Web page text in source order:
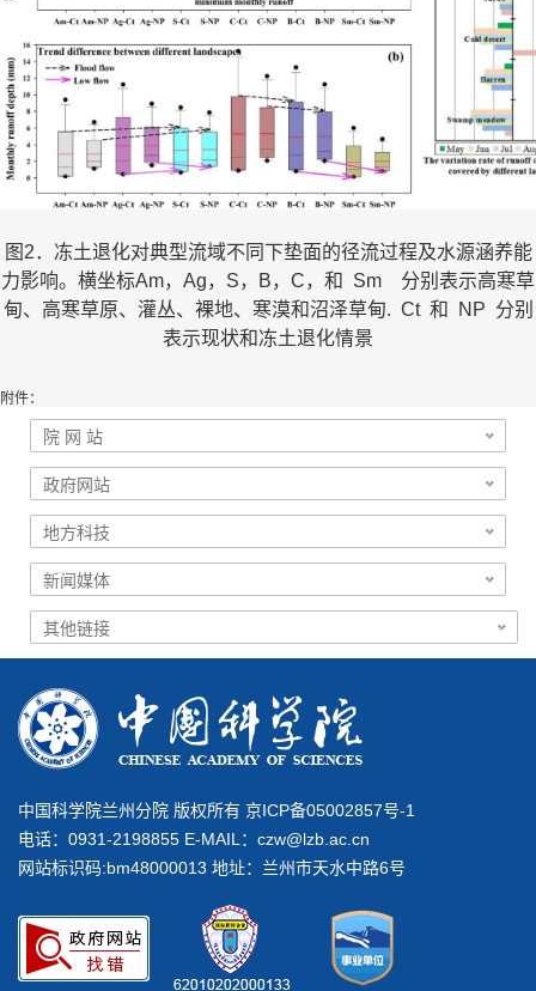
图2．冻土退化对典型流域不同下垫面的径流过程及水源涵养能
力影响。横坐标Am，Ag，S，B，C，和 Sm 分别表示高寒草
甸、高寒草原、灌丛、裸地、寒漠和沼泽草甸. Ct 和 NP 分别
表示现状和冻土退化情景
附件：
中国科学院兰州分院 版权所有 京ICP备05002857号-1
电话：0931-2198855 E-MAIL： czw@lzb.ac.cn
网站标识码:bm48000013 地址：兰州市天水中路6号